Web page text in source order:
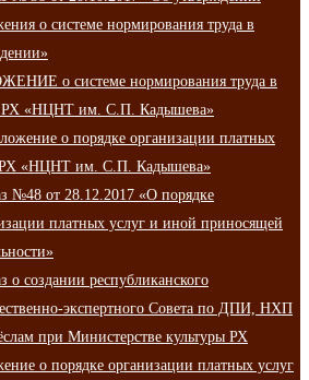
о системе нормирования труда в
о системе нормирования труда в
«НЦНТ им. С.П. Кадышева»
о порядке организации платных
«НЦНТ им. С.П. Кадышева»
№48 от 28.12.2017 «О порядке
платных услуг и иной приносящей
о создании республиканского
экспертного Совета по ДПИ, НХП
при Министерстве культуры РХ
о порядке организации платных услуг